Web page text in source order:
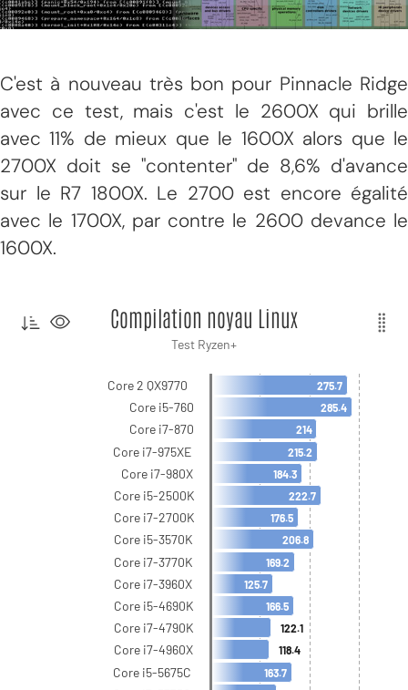
C'est à nouveau très bon pour Pinnacle Ridge
avec ce test, mais c'est le 2600X qui brille
avec 11% de mieux que le 1600X alors que le
2700X doit se "contenter" de 8,6% d'avance
sur le R7 1800X. Le 2700 est encore égalité
avec le 1700X, par contre le 2600 devance le
1600X.